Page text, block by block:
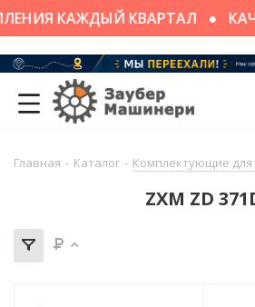
КАЖДЫЙ КВАРТАЛ
Главная - Каталог - Комплектующие для
ZXM ZD